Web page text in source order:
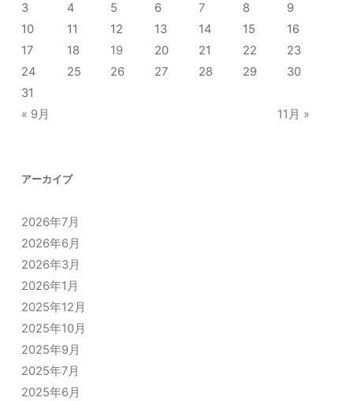
3
4 5 6 7 8
9
10
11 12 13 14 15
16
17
18 19 20 21 22
23
24
25 26 27 28 29
30
31
« 9月
11月 »
アーカイブ
2026年7月
2026年6月
2026年3月
2026年1月
2025年12月
2025年10月
2025年9月
2025年7月
2025年6月